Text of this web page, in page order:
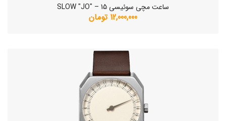
ساعت مچی سوئیسی SLOW "JO" – 15
12,000,000 تومان